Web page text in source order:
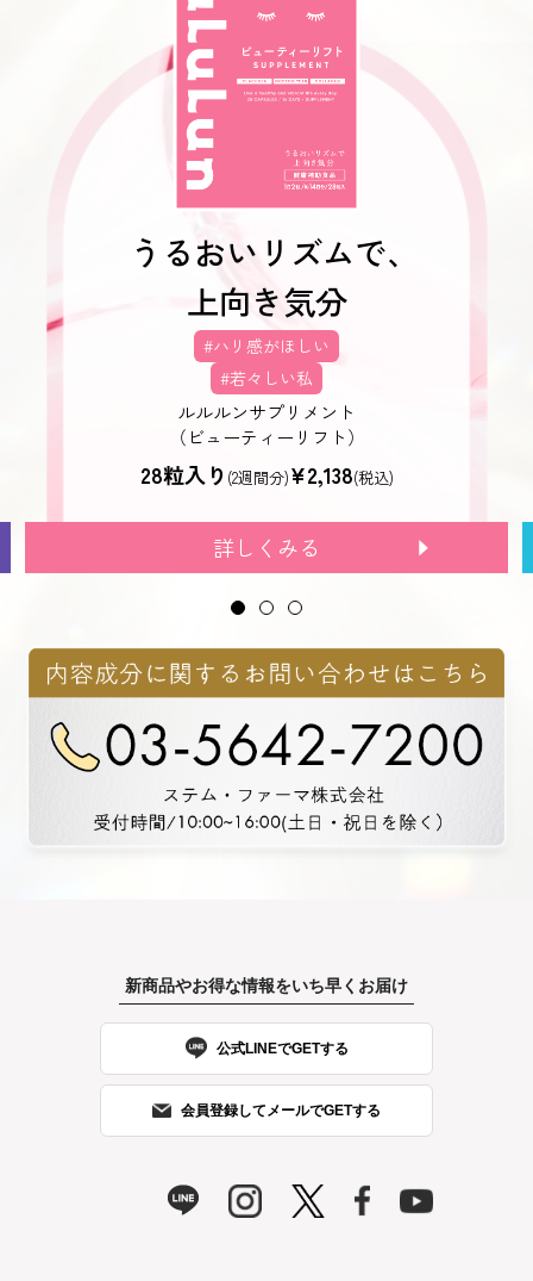
うるおいリズムで、
上向き気分
#ハリ感がほしい
#若々しい私
ルルルンサプリメント
（ビューティーリフト）
28粒入り (2週間分)¥2,138(税込)
詳しくみる
新商品やお得な情報をいち早くお届け
公式LINEでGETする
会員登録してメールでGETする